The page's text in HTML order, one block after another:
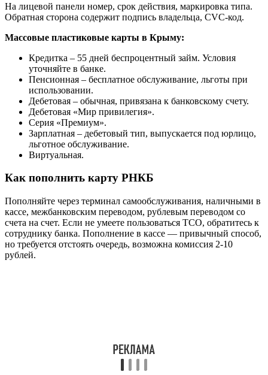
На лицевой панели номер, срок действия, маркировка типа.
Обратная сторона содержит подпись владельца, CVC-код.
Массовые пластиковые карты в Крыму:
Кредитка – 55 дней беспроцентный займ. Условия
уточняйте в банке.
Пенсионная – бесплатное обслуживание, льготы при
использовании.
Дебетовая – обычная, привязана к банковскому счету.
Дебетовая «Мир привилегия».
Серия «Премиум».
Зарплатная – дебетовый тип, выпускается под юрлицо,
льготное обслуживание.
Виртуальная.
Как пополнить карту РНКБ
Пополняйте через терминал самообслуживания, наличными в
кассе, межбанковским переводом, рублевым переводом со
счета на счет. Если не умеете пользоваться ТСО, обратитесь к
сотруднику банка. Пополнение в кассе — привычный способ,
но требуется отстоять очередь, возможна комиссия 2-10
рублей.